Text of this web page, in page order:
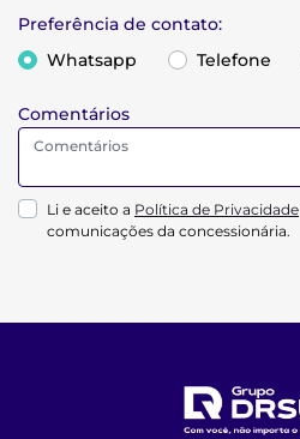
Preferência de contato:
Whatsapp
Telefone
Comentários
Li e aceito a Política de Privacidade
comunicações da concessionária.